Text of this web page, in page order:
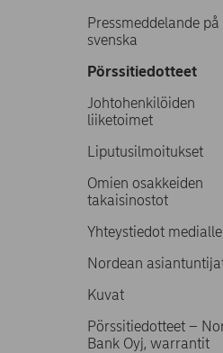
Pressmeddelande på
svenska
Pörssitiedotteet
Johtohenkilöiden
liiketoimet
Liputusilmoitukset
Omien osakkeiden
takaisinostot
Yhteystiedot medialle
Nordean
Kuvat
Pörssitiedotteet –
Bank Oyj, warrantit